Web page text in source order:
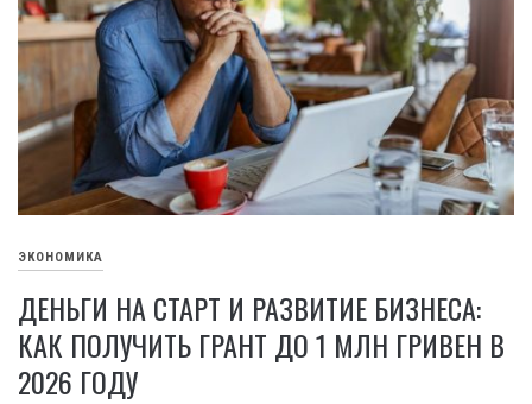
ЭКОНОМИКА
ДЕНЬГИ НА СТАРТ И РАЗВИТИЕ БИЗНЕСА:
КАК ПОЛУЧИТЬ ГРАНТ ДО 1 МЛН ГРИВЕН В
2026 ГОДУ